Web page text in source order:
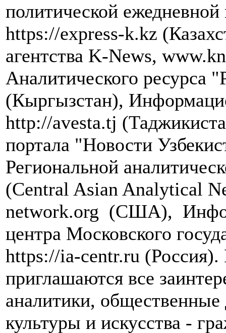
политической
https://express-k.kz
агентства K-News,
Аналитического ресурса
(Кыргызстан),
http://avesta.tj
портала "Новости
Региональной
(Central Asian Analytical
network.org (США),
центра Московского
https://ia-centr.ru
приглашаются все
аналитики, общественные
культуры и искусства -